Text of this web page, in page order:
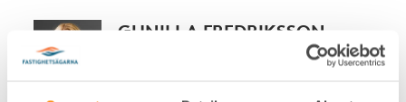
GUNILLA FREDRIKSSON